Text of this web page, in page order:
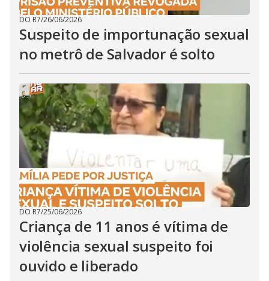
DO R7/26/06/2026
Suspeito de importunação sexual
no metrô de Salvador é solto
DO R7/25/06/2026
Criança de 11 anos é vítima de
violência sexual suspeito foi
ouvido e liberado